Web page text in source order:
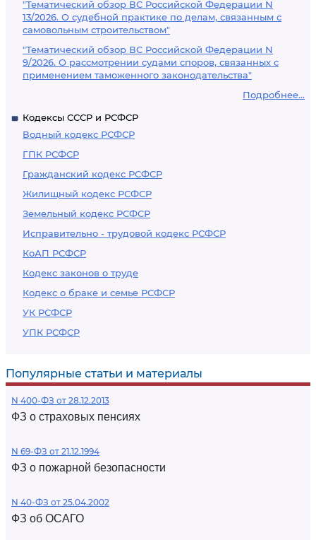
"Тематический обзор ВС Российской Федерации N
13/2026. О судебной практике по делам, связанным с
самовольным строительством"
"Тематический обзор ВС Российской Федерации N
9/2026. О рассмотрении судами споров, связанных с
применением таможенного законодательства"
Подробнее...
Кодексы СССР и РСФСР
Водный кодекс РСФСР
ГПК РСФСР
Гражданский кодекс РСФСР
Жилищный кодекс РСФСР
Земельный кодекс РСФСР
Исправительно - трудовой кодекс РСФСР
КоАП РСФСР
Кодекс законов о труде
Кодекс о браке и семье РСФСР
УК РСФСР
УПК РСФСР
Популярные статьи и материалы
N 400-ФЗ от 28.12.2013
ФЗ о страховых пенсиях
N 69-ФЗ от 21.12.1994
ФЗ о пожарной безопасности
N 40-ФЗ от 25.04.2002
ФЗ об ОСАГО